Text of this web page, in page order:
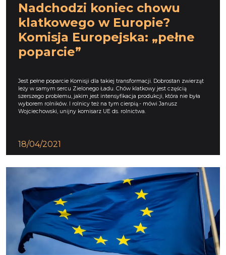
Nadchodzi koniec chowu
klatkowego w Europie?
Komisja Europejska: „pełne
poparcie”
Jest pełne poparcie Komisji dla takiej transformacji. Dobrostan zwierząt
leży w samym sercu Zielonego Ładu. Chów klatkowy jest częścią
szerszego problemu, jakim jest intensyfikacja produkcji, która nie była
wyborem rolników. I rolnicy też na tym cierpią.- mówi Janusz
Wojciechowski, unijny komisarz UE ds. rolnictwa.
18/04/2021